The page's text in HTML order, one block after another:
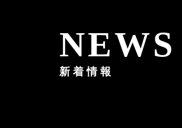
NEWS
新着情報